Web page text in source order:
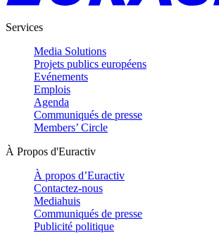
Services
Media Solutions
Projets publics européens
Evénements
Emplois
Agenda
Communiqués de presse
Members’ Circle
À Propos d'Euractiv
À propos d’Euractiv
Contactez-nous
Mediahuis
Communiqués de presse
Publicité politique